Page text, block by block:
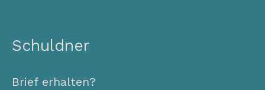
Schuldner
Brief erhalten?